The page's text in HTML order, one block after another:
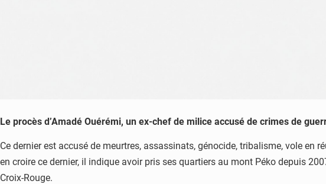
Le procès d’Amadé Ouérémi, un ex-chef de milice accusé de crimes de
Ce dernier est accusé de meurtres, assassinats, génocide, tribalisme, vole
en croire ce dernier, il indique avoir pris ses quartiers au mont Péko depuis
Croix-Rouge.